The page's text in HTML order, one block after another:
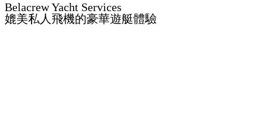
Belacrew Yacht Services
媲美私人飛機的豪華遊艇體驗